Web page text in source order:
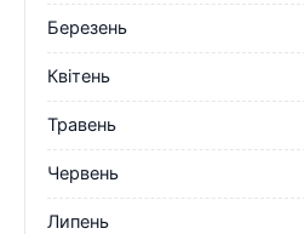
Березень
Квітень
Травень
Червень
Липень